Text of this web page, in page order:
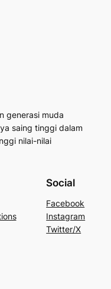
generasi muda
saing tinggi dalam
nilai-nilai
Social
Facebook
Instagram
Twitter/X